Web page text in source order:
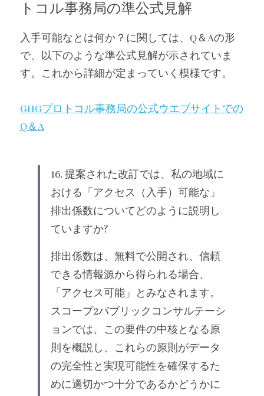
トコル事務局の準公式見解
入手可能なとは何か？に関しては、Q＆Aの形
で、以下のような準公式見解が示されていま
す。これから詳細が定まっていく模様です。
GHGプロトコル事務局の公式ウエブサイトでの
Q＆A
16. 提案された改訂では、私の地域に
おける「アクセス（入手）可能な」
排出係数についてどのように説明し
ていますか?
排出係数は、無料で公開され、信頼
できる情報源から得られる場合、
「アクセス可能」とみなされます。
スコープ2パブリックコンサルテーシ
ョンでは、この要件の中核となる原
則を概説し、これらの原則がデータ
の完全性と実現可能性を確保するた
めに適切かつ十分であるかどうかに